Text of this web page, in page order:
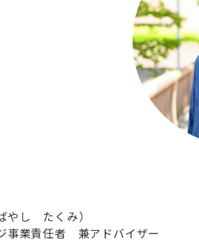
やし たくみ）
事業責任者 兼アドバイザー